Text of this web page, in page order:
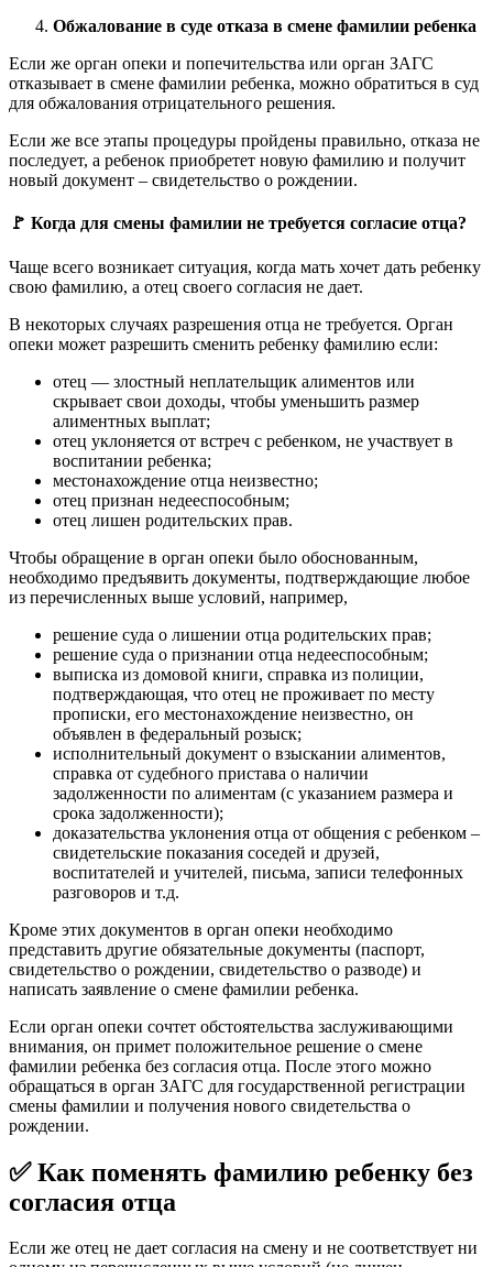
Обжалование в суде отказа в смене фамилии ребенка
Если же орган опеки и попечительства или орган ЗАГС
отказывает в смене фамилии ребенка, можно обратиться в суд
для обжалования отрицательного решения.
Если же все этапы процедуры пройдены правильно, отказа не
последует, а ребенок приобретет новую фамилию и получит
новый документ – свидетельство о рождении.
🚩 Когда для смены фамилии не требуется согласие отца?
Чаще всего возникает ситуация, когда мать хочет дать ребенку
свою фамилию, а отец своего согласия не дает.
В некоторых случаях разрешения отца не требуется. Орган
опеки может разрешить сменить ребенку фамилию если:
отец — злостный неплательщик алиментов или
скрывает свои доходы, чтобы уменьшить размер
алиментных выплат;
отец уклоняется от встреч с ребенком, не участвует в
воспитании ребенка;
местонахождение отца неизвестно;
отец признан недееспособным;
отец лишен родительских прав.
Чтобы обращение в орган опеки было обоснованным,
необходимо предъявить документы, подтверждающие любое
из перечисленных выше условий, например,
решение суда о лишении отца родительских прав;
решение суда о признании отца недееспособным;
выписка из домовой книги, справка из полиции,
подтверждающая, что отец не проживает по месту
прописки, его местонахождение неизвестно, он
объявлен в федеральный розыск;
исполнительный документ о взыскании алиментов,
справка от судебного пристава о наличии
задолженности по алиментам (с указанием размера и
срока задолженности);
доказательства уклонения отца от общения с ребенком –
свидетельские показания соседей и друзей,
воспитателей и учителей, письма, записи телефонных
разговоров и т.д.
Кроме этих документов в орган опеки необходимо
представить другие обязательные документы (паспорт,
свидетельство о рождении, свидетельство о разводе) и
написать заявление о смене фамилии ребенка.
Если орган опеки сочтет обстоятельства заслуживающими
внимания, он примет положительное решение о смене
фамилии ребенка без согласия отца. После этого можно
обращаться в орган ЗАГС для государственной регистрации
смены фамилии и получения нового свидетельства о
рождении.
✅ Как поменять фамилию ребенку без
согласия отца
Если же отец не дает согласия на смену и не соответствует ни